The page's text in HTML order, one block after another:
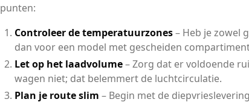
punten:
Controleer de temperatuurzones– Heb je zowel
dan voor een model met gescheiden
Let op het laadvolume– Zorg dat er voldoende
wagen niet; dat belemmert de luchtcirculatie.
Plan je route slim – Begin met de